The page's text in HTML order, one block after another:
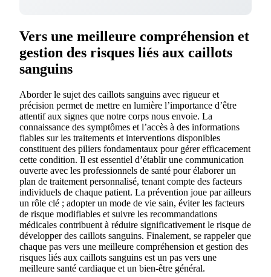
Vers une meilleure compréhension et
gestion des risques liés aux caillots
sanguins
Aborder le sujet des caillots sanguins avec rigueur et
précision permet de mettre en lumière l’importance d’être
attentif aux signes que notre corps nous envoie. La
connaissance des symptômes et l’accès à des informations
fiables sur les traitements et interventions disponibles
constituent des piliers fondamentaux pour gérer efficacement
cette condition. Il est essentiel d’établir une communication
ouverte avec les professionnels de santé pour élaborer un
plan de traitement personnalisé, tenant compte des facteurs
individuels de chaque patient. La prévention joue par ailleurs
un rôle clé ; adopter un mode de vie sain, éviter les facteurs
de risque modifiables et suivre les recommandations
médicales contribuent à réduire significativement le risque de
développer des caillots sanguins. Finalement, se rappeler que
chaque pas vers une meilleure compréhension et gestion des
risques liés aux caillots sanguins est un pas vers une
meilleure santé cardiaque et un bien-être général.